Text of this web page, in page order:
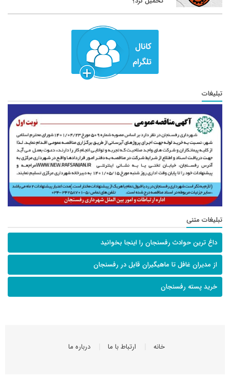
تبلیغات
تبلیغات متنی
داغ ترین حوادث رفسنجان را اینجا بخوانید
از مدیران غافل تا ماهیگیران قابل در رفسنجان
خرید پسته رفسنجان
خانه ارتباط با ما درباره ما